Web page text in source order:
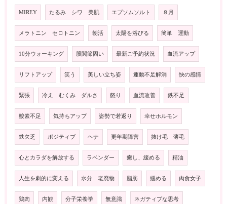
MIREY たるみ シワ 美肌 エプソムソルト ８月
メラトニン セロトニン 朝活 太陽を浴びる 簡単 運動
10分ウォーキング 股関節固い 最新ご予約状況 血流アップ
リフトアップ 笑う 美しい立ち姿 運動不足解消 快の感情
緊張 冷え むくみ ダルさ 怒り 血流改善 鉄不足
酸素不足 気持ちアップ 姿勢で若返り 幸せホルモン
鉄欠乏 ポジティブ ヘナ 更年期障害 抜け毛 薄毛
心とカラダを解放する ラベンダー 癒し、緩める 精油
人生を劇的に変える 水分 老廃物 脂肪 緩める 肉食女子
鶏肉 内観 分子栄養学 無意識 ネガティブな思考